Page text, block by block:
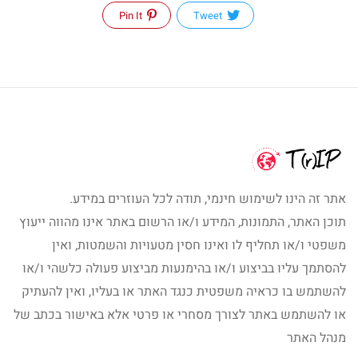
Tweet
Pin It
אתר זה הינו לשימוש חינמי, תודה לכל העוזרים במידע.
תוכן האתר, התמונות, המידע ו/או הרשום באתר אינו מהווה ייעוץ
משפטי ו/או תחליף לו ואינו חסין מטעויות והשמטות, ואין
להסתמך עליו בביצוע ו/או בהימנעות מביצוע פעולה כלשהי ו/או
להשתמש בו כראיה משפטית כנגד האתר או בעליו, ואין להעתיק
או להשתמש באתר לצורך מסחרי או פרטי אלא באישור בכתב של
מנהל האתר